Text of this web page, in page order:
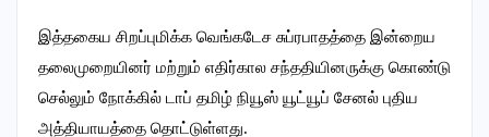
இத்தகைய சிறப்புமிக்க வெங்கடேச சுப்ரபாதத்தை இன்றைய
தலைமுறையினர் மற்றும் எதிர்கால சந்ததியினருக்கு கொண்டு
செல்லும் நோக்கில் டாப் தமிழ் நியூஸ் யூட்யூப் சேனல் புதிய
அத்தியாயத்தை தொட்டுள்ளது.